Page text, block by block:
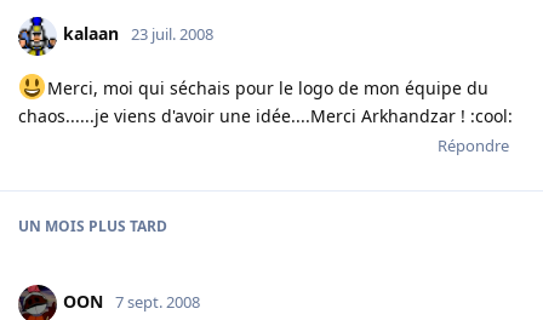
kalaan 23 juil. 2008
Merci, moi qui séchais pour le logo de mon équipe du
chaos......je viens d'avoir une idée....Merci Arkhandzar ! :cool:
Répondre
UN MOIS PLUS TARD
OON 7 sept. 2008